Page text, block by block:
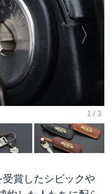
賞したシビックや